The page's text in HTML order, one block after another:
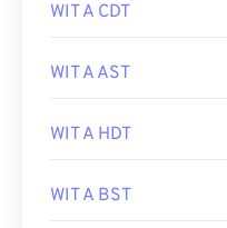
WIT A CDT
WIT A AST
WIT A HDT
WIT A BST